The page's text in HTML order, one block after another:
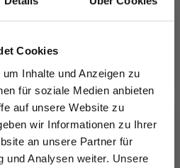
Cookies
Inhalte und Anzeigen zu
für soziale Medien anbieten
auf unsere Website zu
wir Informationen zu Ihrer
an unsere Partner für
und Analysen weiter. Unsere
Oberfläche und somit sehr
hitzebeständig, langlebig,
2600x160x20mm, Inhalt: 4x